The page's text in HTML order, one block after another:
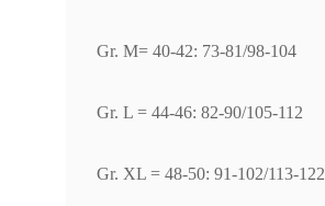
Gr. M= 40-42: 73-81/98-104
Gr. L = 44-46: 82-90/105-112
Gr. XL = 48-50: 91-102/113-122